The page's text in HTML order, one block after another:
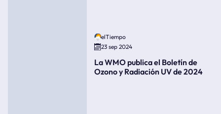
elTiempo
23 sep 2024
La WMO publica el Boletín de
Ozono y Radiación UV de 2024